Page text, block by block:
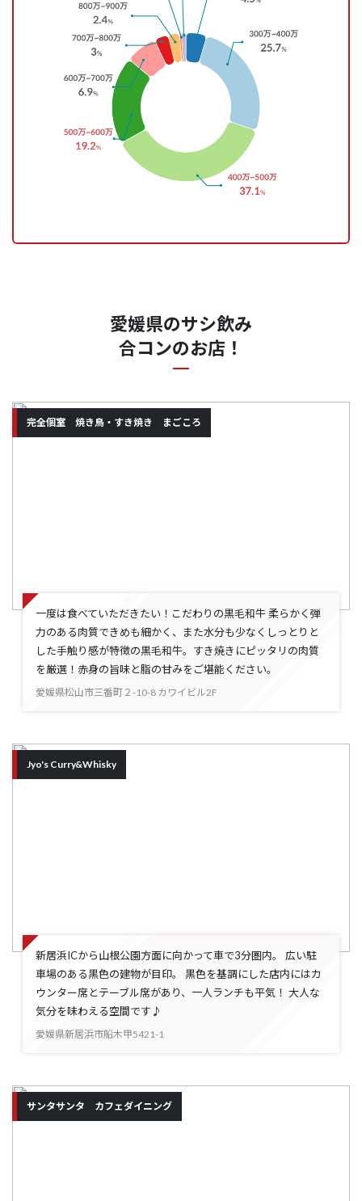
愛媛県のサシ飲み
合コンのお店！
完全個室 焼き鳥・すき焼き まごころ
一度は食べていただきたい！こだわりの黒毛和牛 柔らかく弾
力のある肉質できめも細かく、また水分も少なくしっとりと
した手触り感が特徴の黒毛和牛。すき焼きにピッタリの肉質
を厳選！赤身の旨味と脂の甘みをご堪能ください。
愛媛県松山市三番町２-10-8 カワイビル2F
Jyo's Curry&Whisky
新居浜ICから山根公園方面に向かって車で3分圏内。 広い駐
車場のある黒色の建物が目印。 黒色を基調にした店内にはカ
ウンター席とテーブル席があり、一人ランチも平気！ 大人な
気分を味わえる空間です♪
愛媛県新居浜市船木甲5421-1
サンタサンタ カフェダイニング